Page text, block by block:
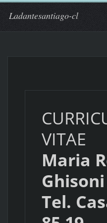
Ladantesantiago-cl
VITAE
Maria
Ghisoni
Tel.